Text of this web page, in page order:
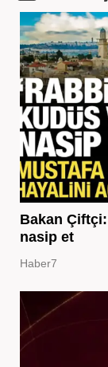
Bakan
nasip et
Haber7